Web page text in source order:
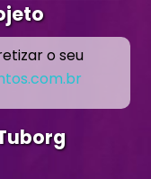
o seu